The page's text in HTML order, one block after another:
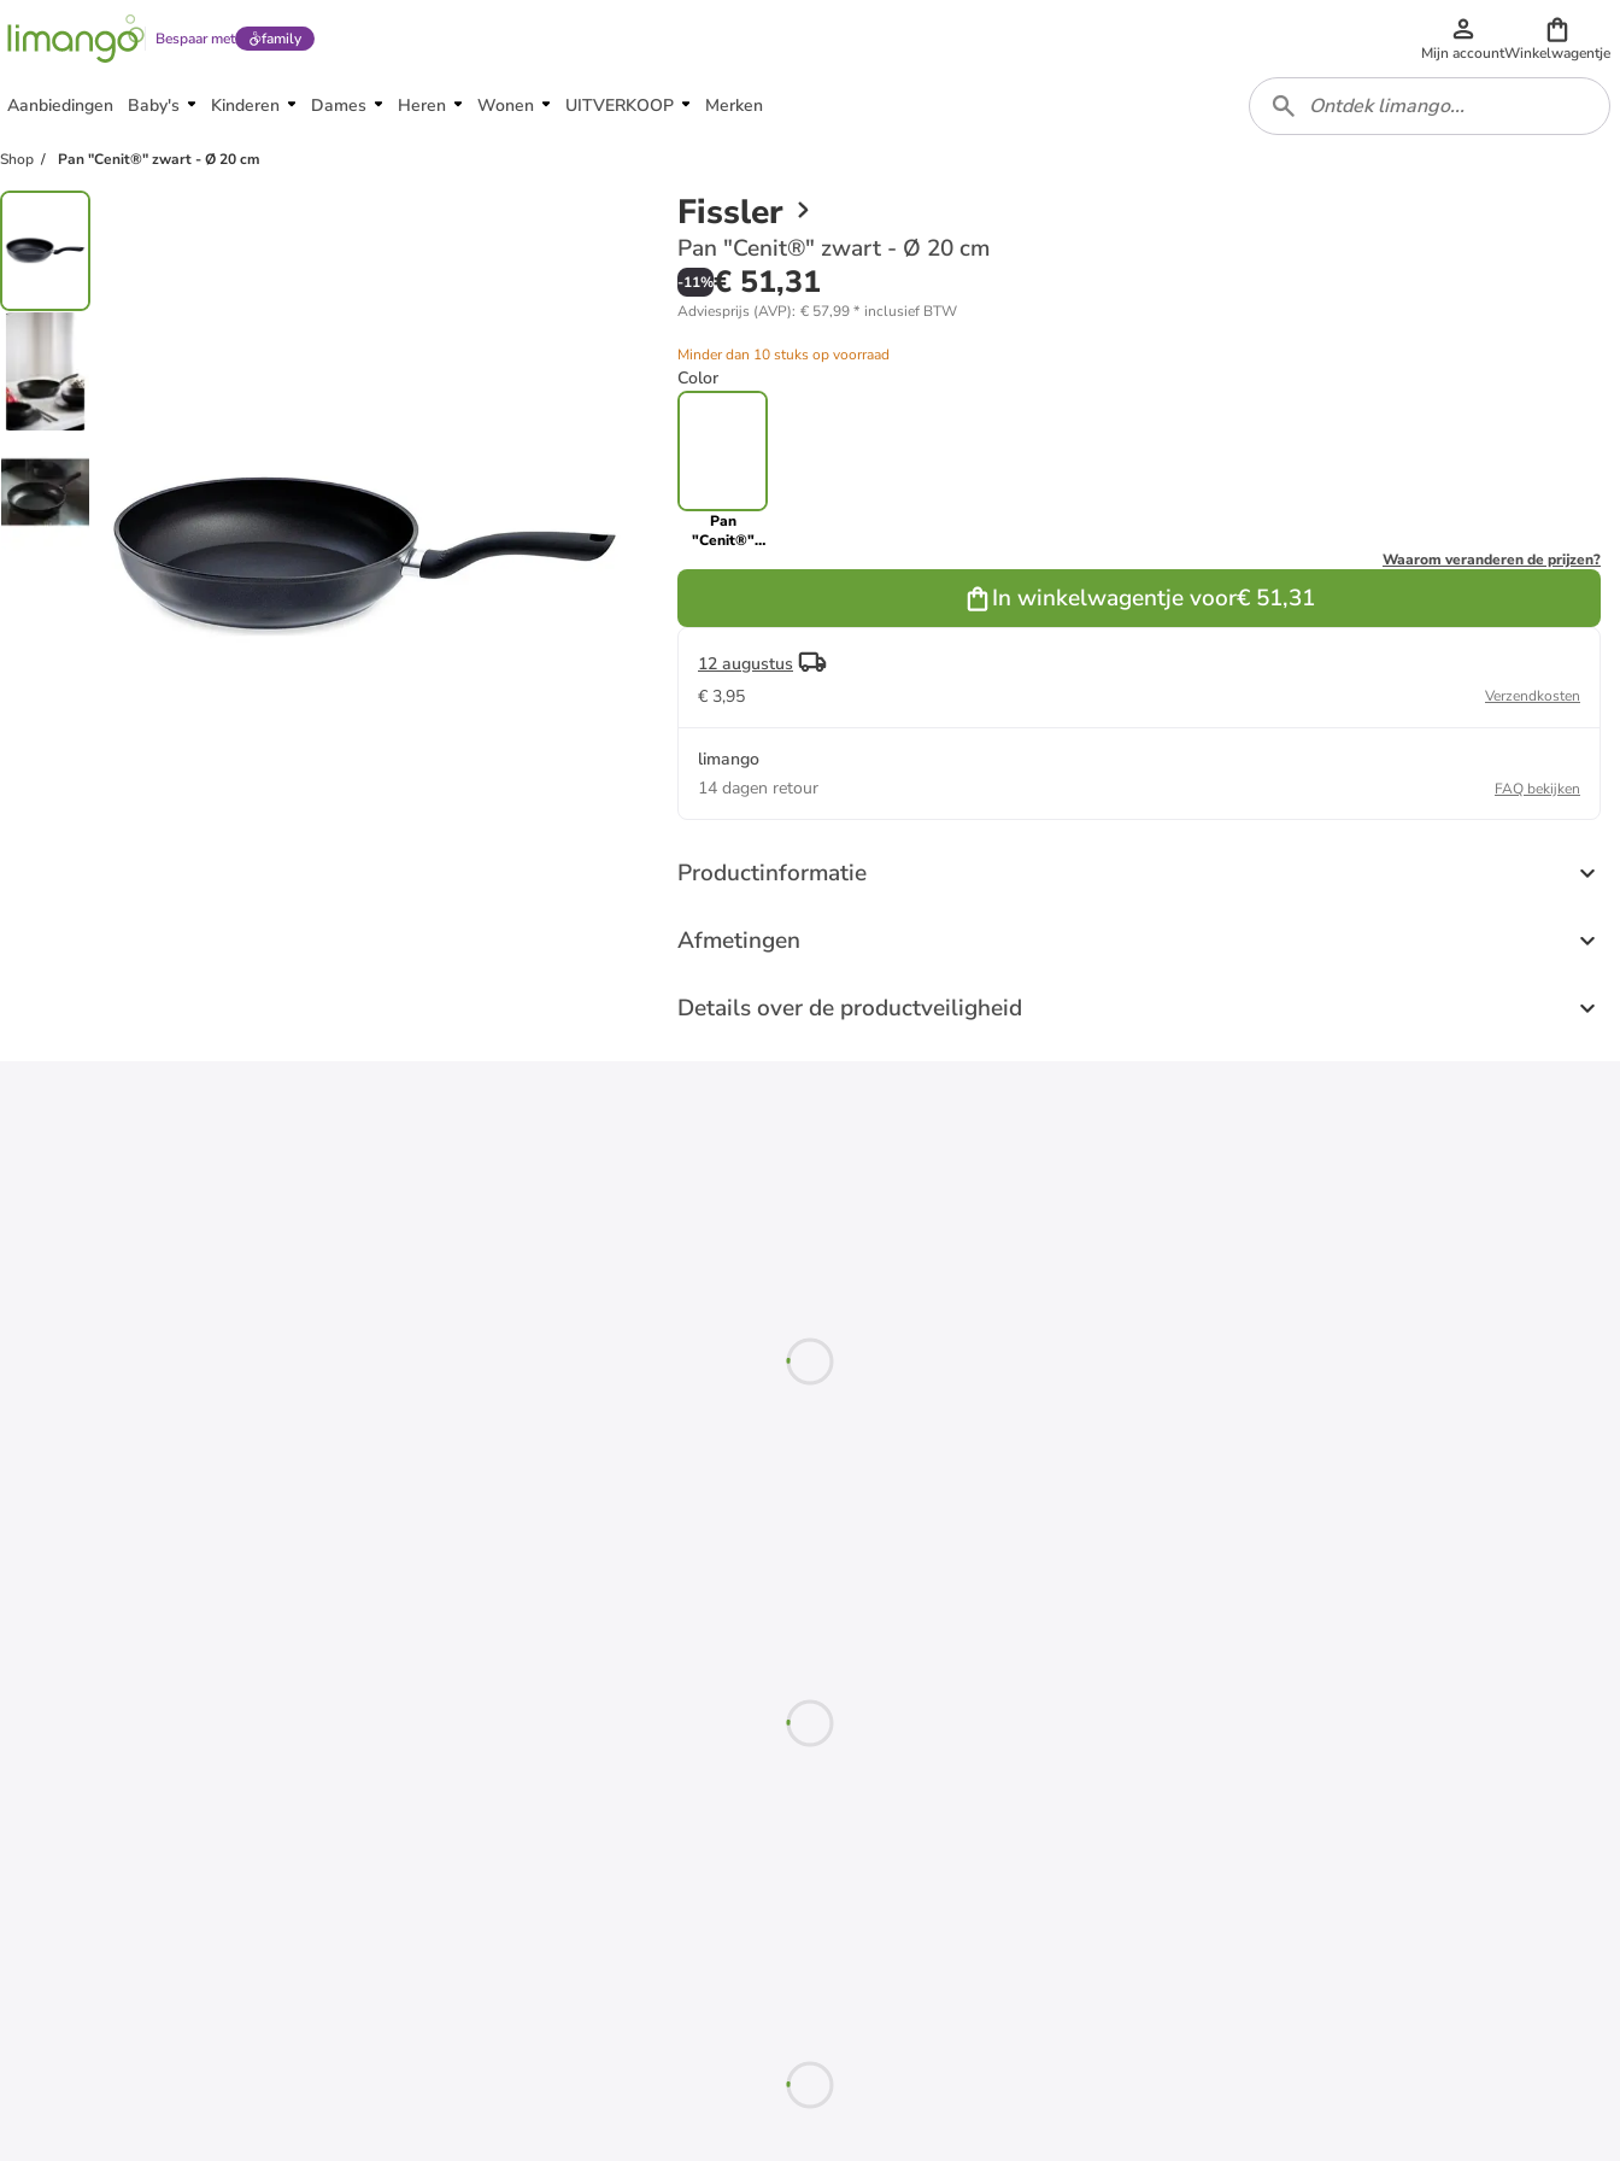
Bespaar met family
Mijn accountWinkelwagentje
Aanbiedingen Baby's Kinderen Dames Heren Wonen UITVERKOOP Merken
Shop Pan "Cenit®" zwart - Ø 20 cm
Fissler
Pan "Cenit®" zwart - Ø 20 cm
-11%€ 51,31
Adviesprijs (AVP): € 57,99* inclusief BTW
Minder dan 10 stuks op voorraad
Color
Pan
"Cenit®"
Waarom veranderen de prijzen?
In winkelwagentje voor€ 51,31
12 augustus
€ 3,95
Verzendkosten
limango
14 dagen retour
FAQ bekijken
Productinformatie
Afmetingen
Details over de productveiligheid